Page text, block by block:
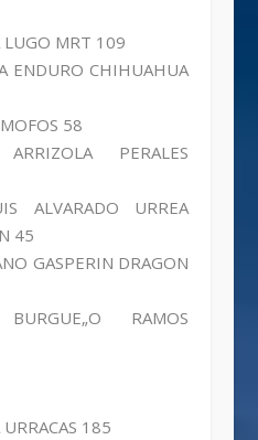
MRT 109
ENDURO CHIHUAHUA
58
PERALES
ALVARADO URREA
45
GASPERIN DRAGON
RAMOS
185